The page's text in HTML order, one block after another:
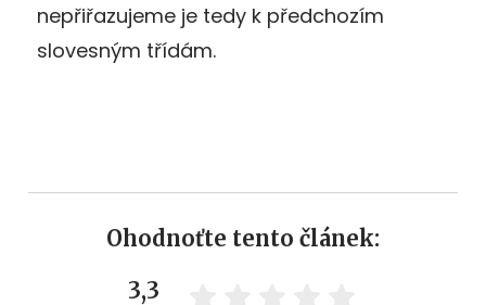
nepřiřazujeme je tedy k předchozím
slovesným třídám.
Ohodnoťte tento článek:
3,3